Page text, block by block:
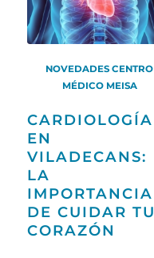
NOVEDADES CENTRO
MÉDICO MEISA
CARDIOLOGÍA
EN
VILADECANS:
LA
IMPORTANCIA
DE CUIDAR TU
CORAZÓN